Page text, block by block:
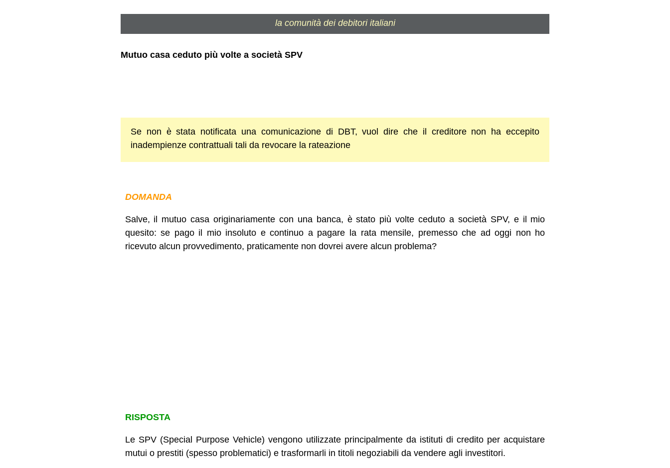
la comunità dei debitori italiani
Mutuo casa ceduto più volte a società SPV
Se non è stata notificata una comunicazione di DBT, vuol dire che il creditore non ha eccepito
inadempienze contrattuali tali da revocare la rateazione
DOMANDA
Salve, il mutuo casa originariamente con una banca, è stato più volte ceduto a società SPV, e il mio
quesito: se pago il mio insoluto e continuo a pagare la rata mensile, premesso che ad oggi non ho
ricevuto alcun provvedimento, praticamente non dovrei avere alcun problema?
RISPOSTA
Le SPV (Special Purpose Vehicle) vengono utilizzate principalmente da istituti di credito per acquistare
mutui o prestiti (spesso problematici) e trasformarli in titoli negoziabili da vendere agli investitori.